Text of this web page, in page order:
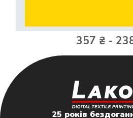
357 ₴ -
25 років